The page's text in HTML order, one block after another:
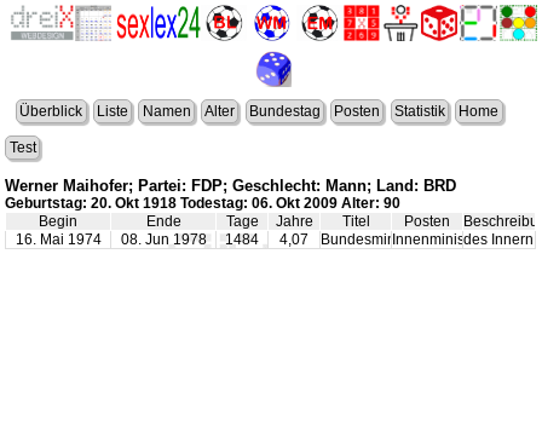
Überblick Liste Namen Alter Bundestag Posten Statistik Home
Test
Werner Maihofer; Partei: FDP; Geschlecht: Mann; Land: BRD
Geburtstag: 20. Okt 1918 Todestag: 06. Okt 2009 Alter: 90
Begin
Ende Tage Jahre Titel Posten
16. Mai 1974
08. Jun 1978 1484 4,07 BundesministerInnenministerdes Innern